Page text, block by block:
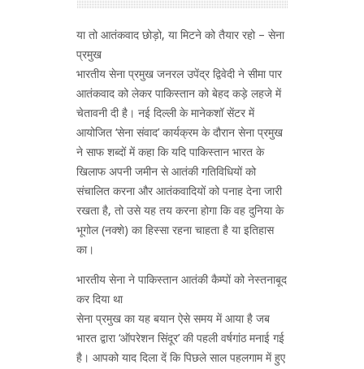
या तो आतंकवाद छोड़ो, या मिटने को तैयार रहो – सेना
प्रमुख
भारतीय सेना प्रमुख जनरल उपेंद्र द्विवेदी ने सीमा पार
आतंकवाद को लेकर पाकिस्तान को बेहद कड़े लहजे में
चेतावनी दी है। नई दिल्ली के मानेकशॉ सेंटर में
आयोजित ‘सेना संवाद’ कार्यक्रम के दौरान सेना प्रमुख
ने साफ शब्दों में कहा कि यदि पाकिस्तान भारत के
खिलाफ अपनी जमीन से आतंकी गतिविधियों को
संचालित करना और आतंकवादियों को पनाह देना जारी
रखता है, तो उसे यह तय करना होगा कि वह दुनिया के
भूगोल (नक्शे) का हिस्सा रहना चाहता है या इतिहास
का।
भारतीय सेना ने पाकिस्तान आतंकी कैम्पों को नेस्तनाबूद
कर दिया था
सेना प्रमुख का यह बयान ऐसे समय में आया है जब
भारत द्वारा ‘ऑपरेशन सिंदूर’ की पहली वर्षगांठ मनाई गई
है। आपको याद दिला दें कि पिछले साल पहलगाम में हुए